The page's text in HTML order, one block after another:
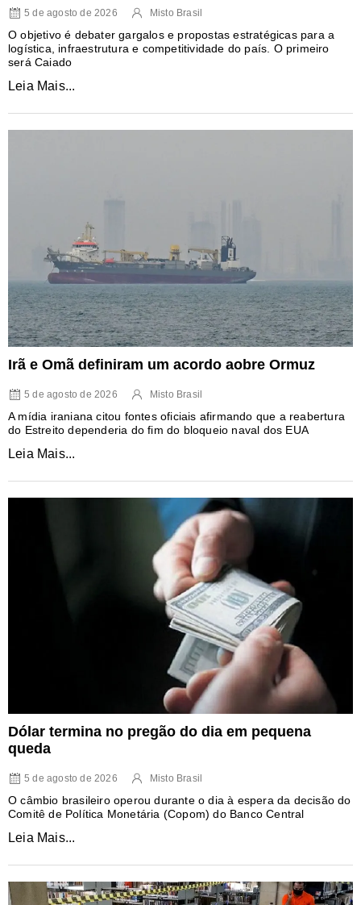
5 de agosto de 2026 Misto Brasil
O objetivo é debater gargalos e propostas estratégicas para a
logística, infraestrutura e competitividade do país. O primeiro
será Caiado
Leia Mais...
Irã e Omã definiram um acordo aobre Ormuz
5 de agosto de 2026 Misto Brasil
A mídia iraniana citou fontes oficiais afirmando que a reabertura
do Estreito dependeria do fim do bloqueio naval dos EUA
Leia Mais...
Dólar termina no pregão do dia em pequena
queda
5 de agosto de 2026 Misto Brasil
O câmbio brasileiro operou durante o dia à espera da decisão do
Comitê de Política Monetária (Copom) do Banco Central
Leia Mais...